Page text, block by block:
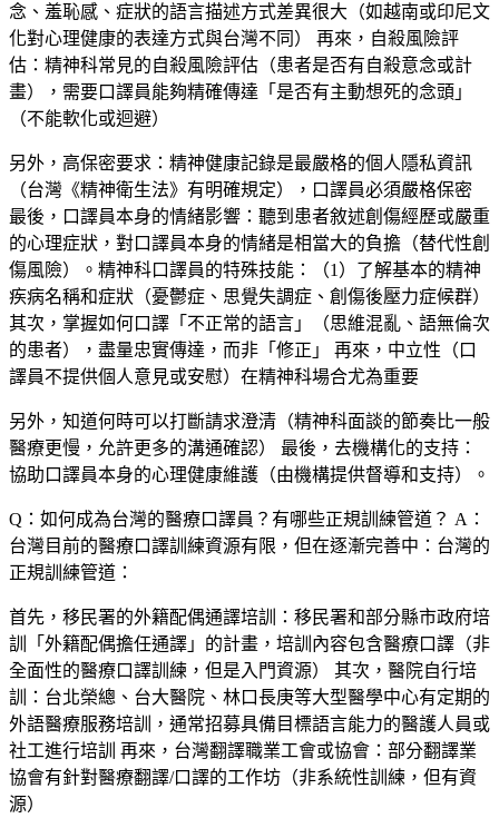
念、羞恥感、症狀的語言描述方式差異很大（如越南或印尼文
化對心理健康的表達方式與台灣不同） 再來， 自殺風險評
估 ：精神科常見的自殺風險評估（患者是否有自殺意念或計
畫），需要口譯員能夠精確傳達「是否有主動想死的念頭」
（不能軟化或迴避）
另外， 高保密要求 ：精神健康記錄是最嚴格的個人隱私資訊
（台灣《精神衛生法》有明確規定），口譯員必須嚴格保密
最後， 口譯員本身的情緒影響 ：聽到患者敘述創傷經歷或嚴重
的心理症狀，對口譯員本身的情緒是相當大的負擔（替代性創
傷風險）。精神科口譯員的特殊技能：（1）了解基本的精神
疾病名稱和症狀（憂鬱症、思覺失調症、創傷後壓力症候群）
其次，掌握如何口譯「不正常的語言」（思維混亂、語無倫次
的患者），盡量忠實傳達，而非「修正」 再來，中立性（口
譯員不提供個人意見或安慰）在精神科場合尤為重要
另外，知道何時可以打斷請求澄清（精神科面談的節奏比一般
醫療更慢，允許更多的溝通確認） 最後，去機構化的支持：
協助口譯員本身的心理健康維護（由機構提供督導和支持）。
Q：如何成為台灣的醫療口譯員？有哪些正規訓練管道？ A：
台灣目前的醫療口譯訓練資源有限，但在逐漸完善中：台灣的
正規訓練管道：
首先， 移民署的外籍配偶通譯培訓
：移民署和部分縣市政府培
訓「外籍配偶擔任通譯」的計畫，培訓內容包含醫療口譯（非
全面性的醫療口譯訓練，但是入門資源） 其次， 醫院自行培
訓
：台北榮總、台大醫院、林口長庚等大型醫學中心有定期的
外語醫療服務培訓，通常招募具備目標語言能力的醫護人員或
社工進行培訓 再來， 台灣翻譯職業工會或協會 ：部分翻譯業
協會有針對醫療翻譯/口譯的工作坊（非系統性訓練，但有資
源）